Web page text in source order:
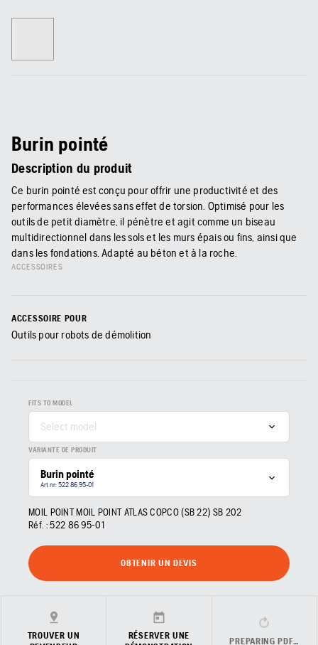
Burin pointé
Description du produit
Ce burin pointé est conçu pour offrir une productivité et des
performances élevées sans effet de torsion. Optimisé pour les
outils de petit diamètre, il pénètre et agit comme un biseau
multidirectionnel dans les sols et les murs épais ou fins, ainsi que
dans les fondations. Adapté au béton et à la roche.
ACCESSOIRES
ACCESSOIRE POUR
Outils pour robots de démolition
FITS TO MODEL
Select model
VARIANTE DE PRODUIT
Burin pointé
Art nr: 522 86 95‑01
MOIL POINT MOIL POINT ATLAS COPCO (SB 22) SB 202
Réf. : 522 86 95‑01
OBTENIR UN DEVIS
TROUVER UN
RÉSERVER UNE
PREPARING PDF…